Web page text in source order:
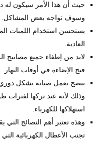
حيث أن هذا الأمر سيكون له
وسوف تواجه بعض المشاكل.
يستحسن استخدام اللمبات
العادية.
لابد من إطفاء جميع مصابيح
فتح الإضاءة في أوقات النهار.
ينصح بعمل صيانة بشكل دوري
وذلك لأنه عند تركها لفترات
استهلاكها للكهرباء.
وهذه تعتبر أهم النصائح التي
تجنب الأعطال الكهربائية